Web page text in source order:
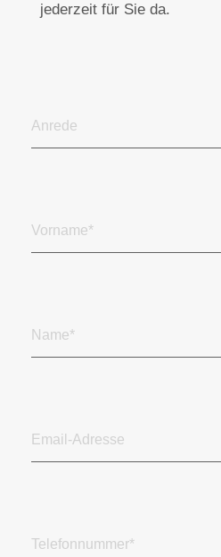
jederzeit für Sie da.